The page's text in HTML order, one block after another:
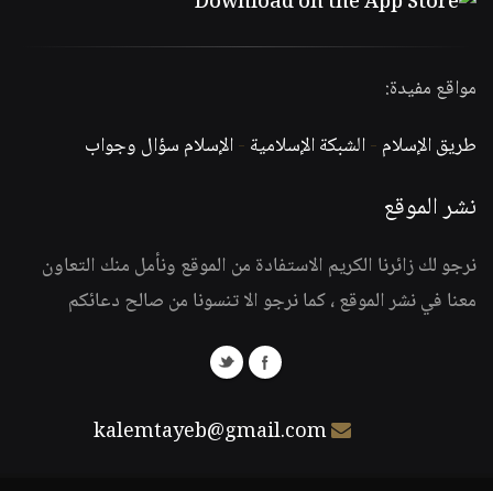
مواقع مفيدة:
طريق الإسلام -الشبكة الإسلامية -الإسلام سؤال وجواب
نشر الموقع
نرجو لك زائرنا الكريم الاستفادة من الموقع ونأمل منك التعاون
معنا في نشر الموقع ، كما نرجو الا تنسونا من صالح دعائكم
kalemtayeb@gmail.com